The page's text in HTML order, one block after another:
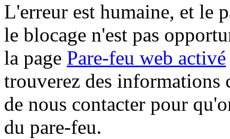
L'erreur est humaine, et le
le blocage n'est pas
la page Pare-feu web activé
trouverez des informations
de nous contacter pour
du pare-feu.